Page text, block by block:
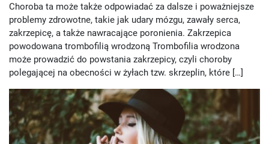
Choroba ta może także odpowiadać za dalsze i poważniejsze
problemy zdrowotne, takie jak udary mózgu, zawały serca,
zakrzepicę, a także nawracające poronienia. Zakrzepica
powodowana trombofilią wrodzoną Trombofilia wrodzona
może prowadzić do powstania zakrzepicy, czyli choroby
polegającej na obecności w żyłach tzw. skrzeplin, które […]